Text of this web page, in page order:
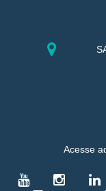
Acesse